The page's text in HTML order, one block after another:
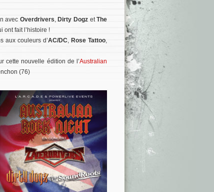
avec Overdrivers, Dirty DogzetThe
ont fait l’histoire !
aux couleurs d’AC/DC, Rose Tattoo,
cette nouvelle édition de l’Australian
(76)